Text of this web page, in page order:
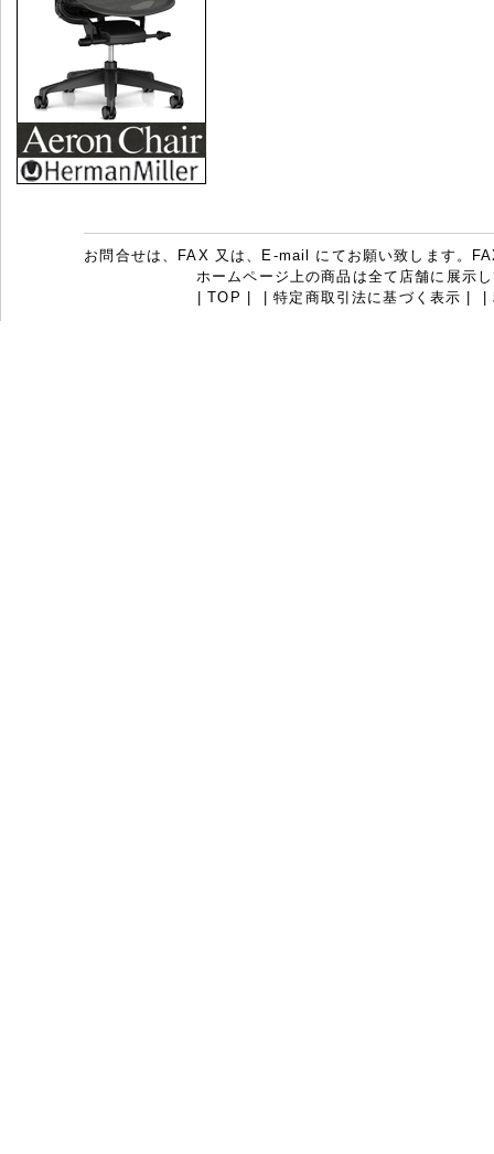
お問合せは、FAX 又は、E-mail にてお願い致します。
ホームページ上の商品は全て店舗に展示
|TOP |特定商取引法に基づく表示 |